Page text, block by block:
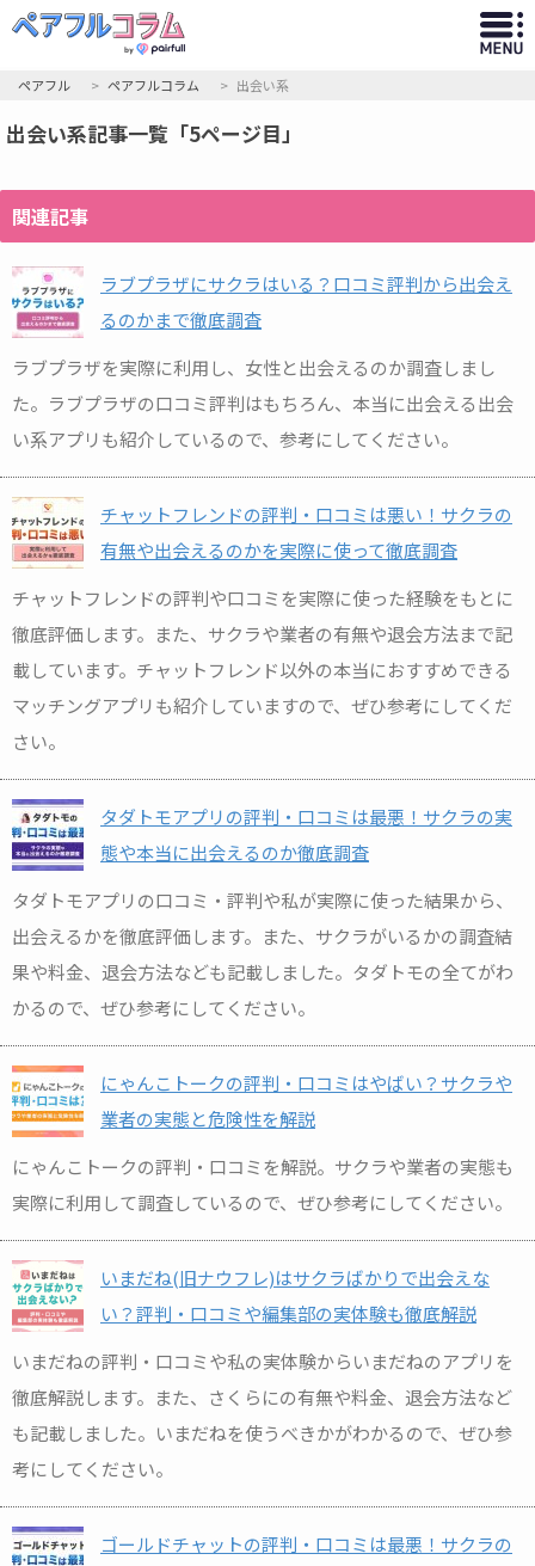
ペアフル ペアフルコラム 出会い系
出会い系記事一覧「5ページ目」
関連記事
ラブプラザにサクラはいる？口コミ評判から出会え
るのかまで徹底調査
ラブプラザを実際に利用し、女性と出会えるのか調査しまし
た。ラブプラザの口コミ評判はもちろん、本当に出会える出会
い系アプリも紹介しているので、参考にしてください。
チャットフレンドの評判・口コミは悪い！サクラの
有無や出会えるのかを実際に使って徹底調査
チャットフレンドの評判や口コミを実際に使った経験をもとに
徹底評価します。また、サクラや業者の有無や退会方法まで記
載しています。チャットフレンド以外の本当におすすめできる
マッチングアプリも紹介していますので、ぜひ参考にしてくだ
さい。
タダトモアプリの評判・口コミは最悪！サクラの実
態や本当に出会えるのか徹底調査
タダトモアプリの口コミ・評判や私が実際に使った結果から、
出会えるかを徹底評価します。また、サクラがいるかの調査結
果や料金、退会方法なども記載しました。タダトモの全てがわ
かるので、ぜひ参考にしてください。
にゃんこトークの評判・口コミはやばい？サクラや
業者の実態と危険性を解説
にゃんこトークの評判・口コミを解説。サクラや業者の実態も
実際に利用して調査しているので、ぜひ参考にしてください。
いまだね(旧ナウフレ)はサクラばかりで出会えな
い？評判・口コミや編集部の実体験も徹底解説
いまだねの評判・口コミや私の実体験からいまだねのアプリを
徹底解説します。また、さくらにの有無や料金、退会方法など
も記載しました。いまだねを使うべきかがわかるので、ぜひ参
考にしてください。
ゴールドチャットの評判・口コミは最悪！サクラの